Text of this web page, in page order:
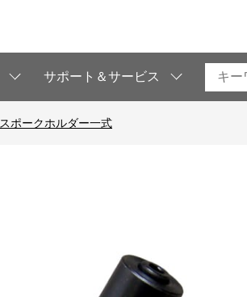
サポート＆サービス
スポークホルダー一式